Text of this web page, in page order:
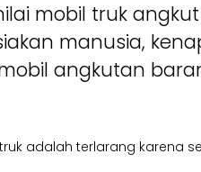
mobil truk
manusia,
angkutan
adalah terlarang karena